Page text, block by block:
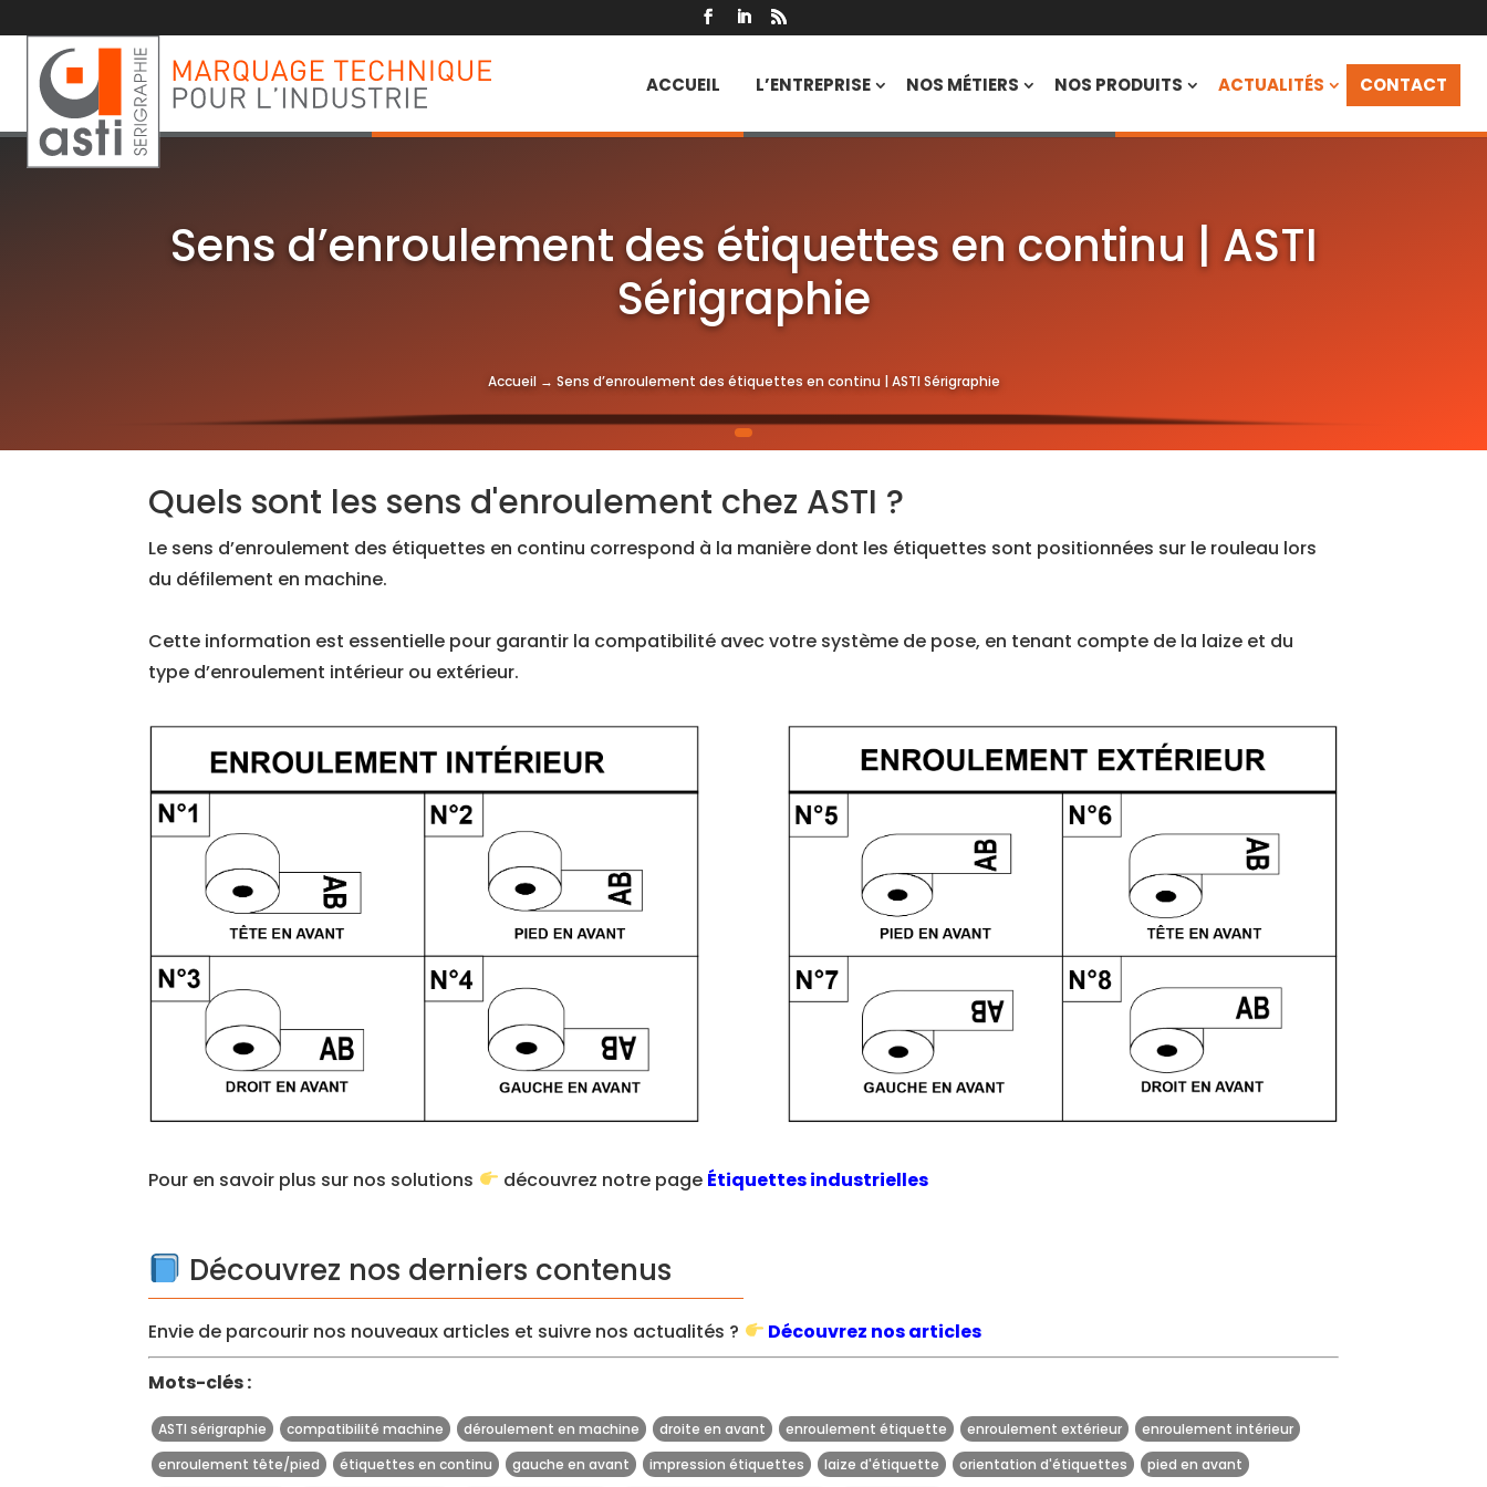
ACCUEIL L’ENTREPRISE NOS MÉTIERS NOS PRODUITS ACTUALITÉS CONTACT
Sens d’enroulement des étiquettes en continu | ASTI
Sérigraphie
Accueil → Sens d’enroulement des étiquettes en continu | ASTI Sérigraphie
Quels sont les sens d'enroulement chez ASTI ?
Le sens d’enroulement des étiquettes en continu correspond à la manière dont les étiquettes sont positionnées sur le rouleau lors
du défilement en machine.
Cette information est essentielle pour garantir la compatibilité avec votre système de pose, en tenant compte de la laize et du
type d’enroulement intérieur ou extérieur.
Pour en savoir plus sur nos solutions découvrez notre page Étiquettes industrielles
Découvrez nos derniers contenus
Envie de parcourir nos nouveaux articles et suivre nos actualités ?
Découvrez nos articles
Mots-clés :
ASTI sérigraphie compatibilité machine déroulement en machine droite en avant enroulement étiquette enroulement extérieur
enroulement intérieur
enroulement tête/pied
étiquettes en continu gauche en avant impression étiquettes laize d'étiquette orientation d'étiquettes
pied en avant